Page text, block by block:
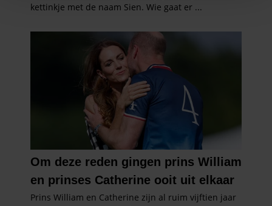
personaliseren, om functies voor social media te bieden
informatie over uw gebruik van onze site met onze
partners voor social media, adverteren en analyse. Deze
partners kunnen deze gegevens combineren met andere
informatie die u aan ze heeft verstrekt of die ze hebben
verzameld op basis van uw gebruik van hun services. U
gaat akkoord met onze cookies als u onze website blijft